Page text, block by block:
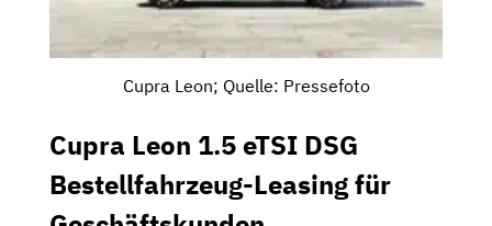
Cupra Leon; Quelle: Pressefoto
Cupra Leon 1.5 eTSI DSG
Bestellfahrzeug-Leasing für